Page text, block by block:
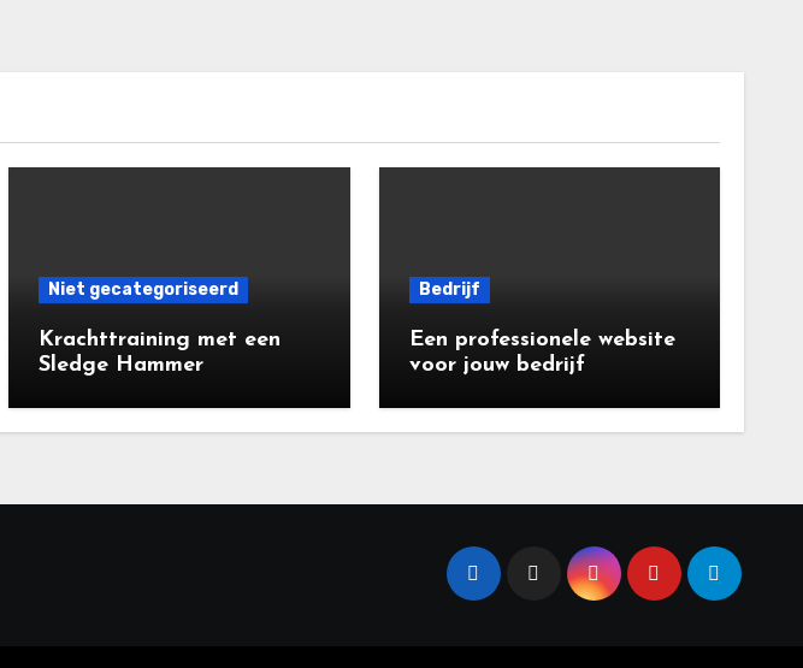
Niet gecategoriseerd
Krachttraining met een
Sledge Hammer
Bedrijf
Een professionele website
voor jouw bedrijf